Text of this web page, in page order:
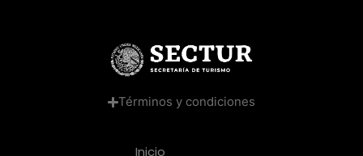
Términos y condiciones
Inicio